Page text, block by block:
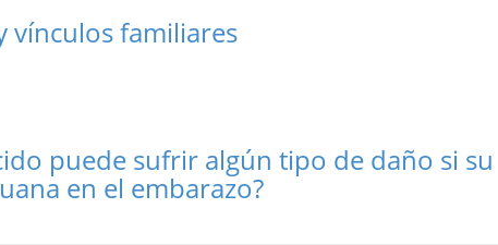
vínculos familiares
puede sufrir algún tipo de daño si su
en el embarazo?